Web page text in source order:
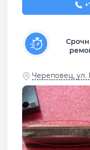
Череповец, ул.